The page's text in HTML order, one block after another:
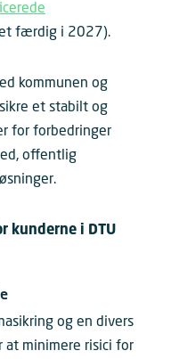
færdig i 2027).
kommunen og
et stabilt og
for forbedringer
offentlig
kunderne i DTU
og en divers
minimere risici for